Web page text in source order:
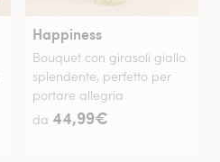
Happiness
Bouquet con girasoli giallo
splendente, perfetto per
portare allegria
da 44,99€